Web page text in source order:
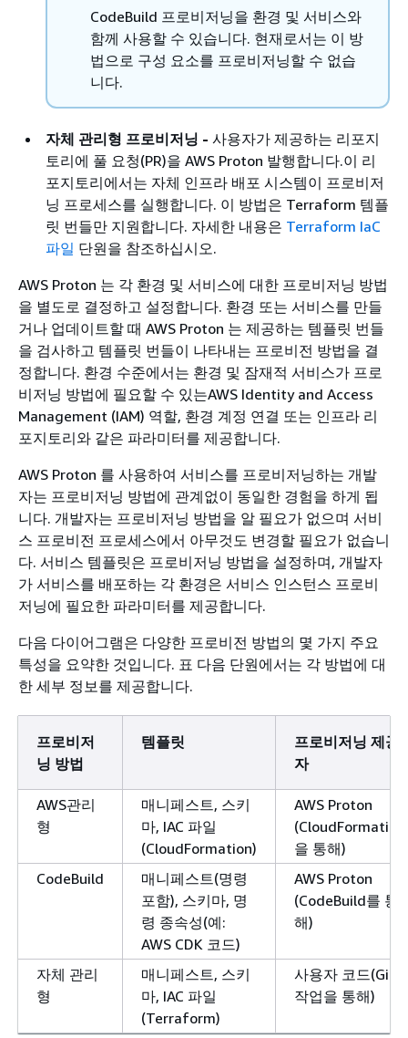
CodeBuild 프로비저닝을 환경 및 서비스와
함께 사용할 수 있습니다. 현재로서는 이 방
법으로 구성 요소를 프로비저닝할 수 없습
니다.
자체 관리형 프로비저닝 - 사용자가 제공하는 리포지
토리에 풀 요청(PR)을 AWS Proton 발행합니다.이 리
포지토리에서는 자체 인프라 배포 시스템이 프로비저
닝 프로세스를 실행합니다. 이 방법은 Terraform 템플
릿 번들만 지원합니다. 자세한 내용은 Terraform IaC
파일 단원을 참조하십시오.
AWS Proton 는 각 환경 및 서비스에 대한 프로비저닝 방법
을 별도로 결정하고 설정합니다. 환경 또는 서비스를 만들
거나 업데이트할 때 AWS Proton 는 제공하는 템플릿 번들
을 검사하고 템플릿 번들이 나타내는 프로비전 방법을 결
정합니다. 환경 수준에서는 환경 및 잠재적 서비스가 프로
비저닝 방법에 필요할 수 있는AWS Identity and Access
Management (IAM) 역할, 환경 계정 연결 또는 인프라 리
포지토리와 같은 파라미터를 제공합니다.
AWS Proton 를 사용하여 서비스를 프로비저닝하는 개발
자는 프로비저닝 방법에 관계없이 동일한 경험을 하게 됩
니다. 개발자는 프로비저닝 방법을 알 필요가 없으며 서비
스 프로비전 프로세스에서 아무것도 변경할 필요가 없습니
다. 서비스 템플릿은 프로비저닝 방법을 설정하며, 개발자
가 서비스를 배포하는 각 환경은 서비스 인스턴스 프로비
저닝에 필요한 파라미터를 제공합니다.
다음 다이어그램은 다양한 프로비전 방법의 몇 가지 주요
특성을 요약한 것입니다. 표 다음 단원에서는 각 방법에 대
한 세부 정보를 제공합니다.
프로비저
닝 방법
템플릿
프로비저닝 제공
자
AWS관리
형
매니페스트, 스키
마, IAC 파일
(CloudFormation)
AWS Proton
(CloudFormation
을 통해)
CodeBuild
매니페스트(명령
포함), 스키마, 명
령 종속성(예:
AWS CDK 코드)
AWS Proton
(CodeBuild를 통
해)
자체 관리
형
매니페스트, 스키
마, IAC 파일
(Terraform)
사용자 코드(Git
작업을 통해)